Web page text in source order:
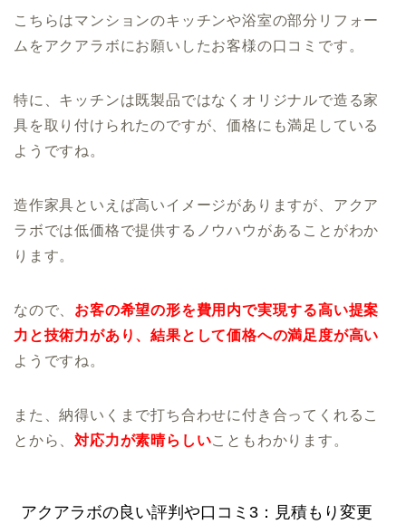
こちらはマンションのキッチンや浴室の部分リフォー
ムをアクアラボにお願いしたお客様の口コミです。
特に、キッチンは既製品ではなくオリジナルで造る家
具を取り付けられたのですが、価格にも満足している
ようですね。
造作家具といえば高いイメージがありますが、アクア
ラボでは低価格で提供するノウハウがあることがわか
ります。
なので、 お客の希望の形を費用内で実現する高い提案
力と技術力があり、結果として価格への満足度が高い
ようですね。
また、納得いくまで打ち合わせに付き合ってくれるこ
とから、対応力が素晴らしいこともわかります。
アクアラボの良い評判や口コミ3：見積もり変更